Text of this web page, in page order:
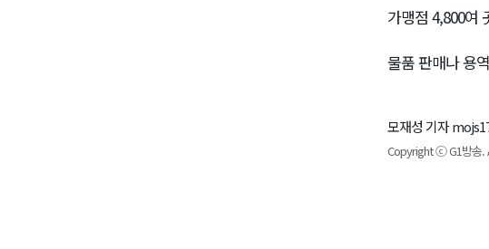
가맹점 4,800여
물품 판매나 용
모재성 기자
Copyright ⓒ G1방송.